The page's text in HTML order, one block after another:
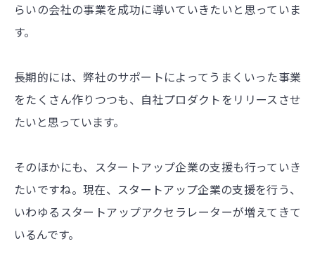
らいの会社の事業を成功に導いていきたいと思っていま
す。
長期的には、弊社のサポートによってうまくいった事業
をたくさん作りつつも、自社プロダクトをリリースさせ
たいと思っています。
そのほかにも、スタートアップ企業の支援も行っていき
たいですね。現在、スタートアップ企業の支援を行う、
いわゆるスタートアップアクセラレーターが増えてきて
いるんです。